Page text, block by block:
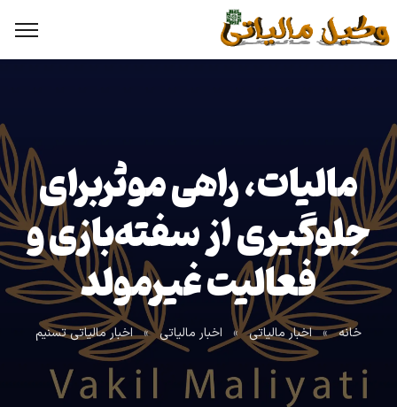
مالیات، راهی موثربرای
جلوگیری از سفته‌بازی و
فعالیت‌ غیرمولد
خانه » اخبار مالیاتی » اخبار مالیاتی » اخبار مالیاتی تسنیم